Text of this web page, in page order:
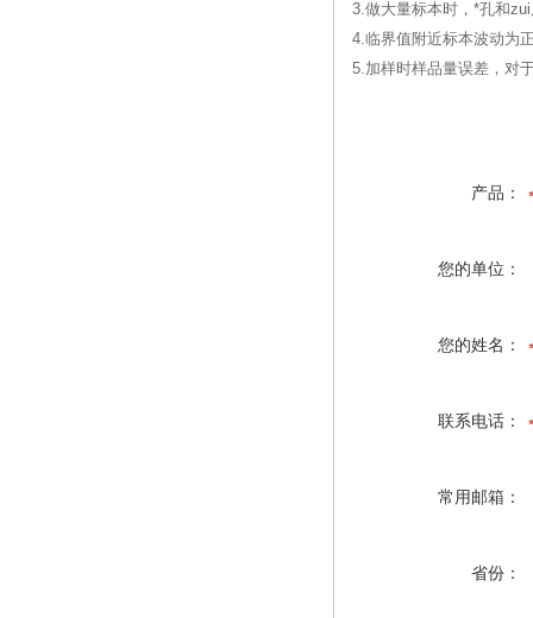
3.做大量标本时，*孔和
4.临界值附近标本波动为
5.加样时样品量误差，对
产品：
您的单位：
您的姓名：
联系电话：
常用邮箱：
省份：